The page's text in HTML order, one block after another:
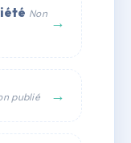
Non →
publié →